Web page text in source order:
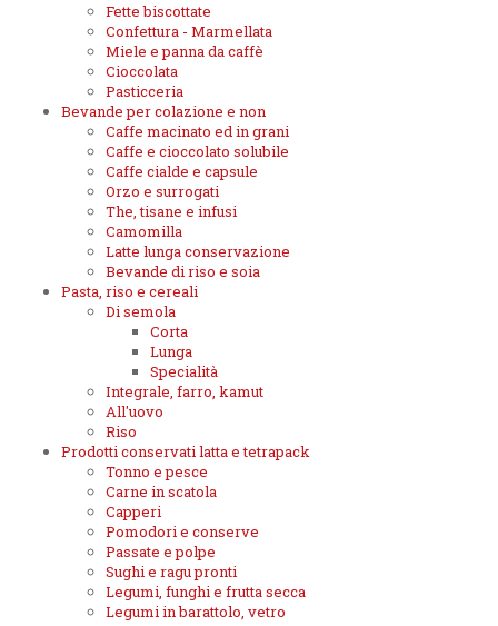
Fette biscottate
Confettura - Marmellata
Miele e panna da caffè
Cioccolata
Pasticceria
Bevande per colazione e non
Caffe macinato ed in grani
Caffe e cioccolato solubile
Caffe cialde e capsule
Orzo e surrogati
The, tisane e infusi
Camomilla
Latte lunga conservazione
Bevande di riso e soia
Pasta, riso e cereali
Di semola
Corta
Lunga
Specialità
Integrale, farro, kamut
All'uovo
Riso
Prodotti conservati latta e tetrapack
Tonno e pesce
Carne in scatola
Capperi
Pomodori e conserve
Passate e polpe
Sughi e ragu pronti
Legumi, funghi e frutta secca
Legumi in barattolo, vetro